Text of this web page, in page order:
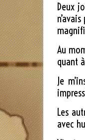
Deux
Au
quant
Je
Les
avec